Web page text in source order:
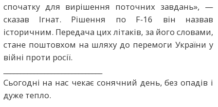
спочатку для вирішення поточних завдань», —
сказав Ігнат. Рішення по F-16 він назвав
історичним. Передача цих літаків, за його словами,
стане поштовхом на шляху до перемоги України у
війні проти росії.
Сьогодні на нас чекає сонячний день, без опадів і
дуже тепло.